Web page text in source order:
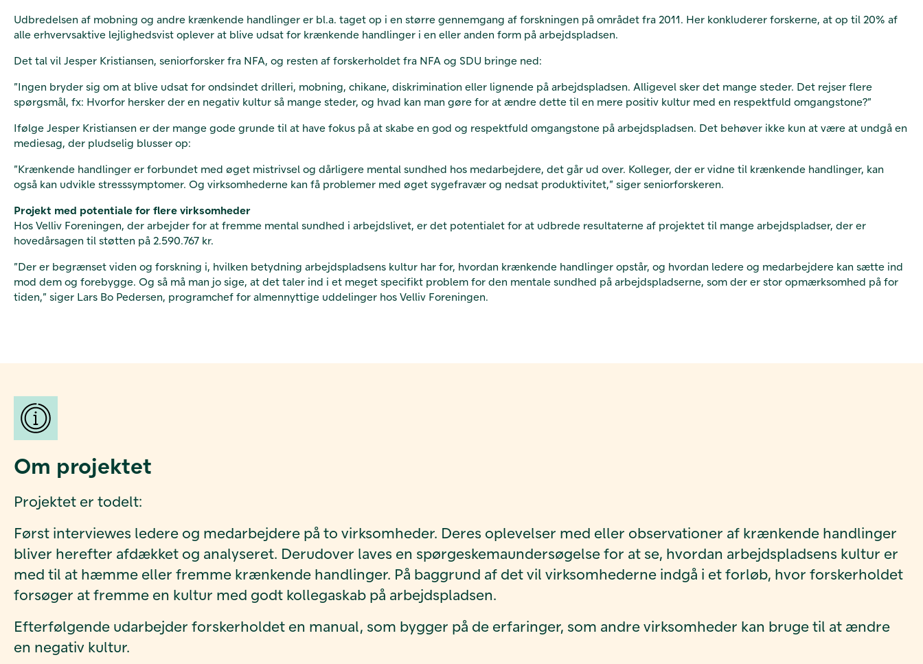
Udbredelsen af mobning og andre krænkende handlinger er bl.a. taget op i en større gennemgang af forskningen på området fra 2011. Her konkluderer forskerne, at op til 20% af
alle erhvervsaktive lejlighedsvist oplever at blive udsat for krænkende handlinger i en eller anden form på arbejdspladsen.
Det tal vil Jesper Kristiansen, seniorforsker fra NFA, og resten af forskerholdet fra NFA og SDU bringe ned:
”Ingen bryder sig om at blive udsat for ondsindet drilleri, mobning, chikane, diskrimination eller lignende på arbejdspladsen. Alligevel sker det mange steder. Det rejser flere
spørgsmål, fx: Hvorfor hersker der en negativ kultur så mange steder, og hvad kan man gøre for at ændre dette til en mere positiv kultur med en respektfuld omgangstone?”
Ifølge Jesper Kristiansen er der mange gode grunde til at have fokus på at skabe en god og respektfuld omgangstone på arbejdspladsen. Det behøver ikke kun at være at undgå en
mediesag, der pludselig blusser op:
”Krænkende handlinger er forbundet med øget mistrivsel og dårligere mental sundhed hos medarbejdere, det går ud over. Kolleger, der er vidne til krænkende handlinger, kan
også kan udvikle stresssymptomer. Og virksomhederne kan få problemer med øget sygefravær og nedsat produktivitet,” siger seniorforskeren.
Projekt med potentiale for flere virksomheder
Hos Velliv Foreningen, der arbejder for at fremme mental sundhed i arbejdslivet, er det potentialet for at udbrede resultaterne af projektet til mange arbejdspladser, der er
hovedårsagen til støtten på 2.590.767 kr.
”Der er begrænset viden og forskning i, hvilken betydning arbejdspladsens kultur har for, hvordan krænkende handlinger opstår, og hvordan ledere og medarbejdere kan sætte ind
mod dem og forebygge. Og så må man jo sige, at det taler ind i et meget specifikt problem for den mentale sundhed på arbejdspladserne, som der er stor opmærksomhed på for
tiden,” siger Lars Bo Pedersen, programchef for almennyttige uddelinger hos Velliv Foreningen.
Om projektet
Projektet er todelt:
Først interviewes ledere og medarbejdere på to virksomheder. Deres oplevelser med eller observationer af krænkende handlinger
bliver herefter afdækket og analyseret. Derudover laves en spørgeskema­undersøgelse for at se, hvordan arbejdspladsens kultur er
med til at hæmme eller fremme krænkende handlinger. På baggrund af det vil virksomhederne indgå i et forløb, hvor forskerholdet
forsøger at fremme en kultur med godt kollegaskab på arbejdspladsen.
Efterfølgende udarbejder forskerholdet en manual, som bygger på de erfaringer, som andre virksomheder kan bruge til at ændre
en negativ kultur.